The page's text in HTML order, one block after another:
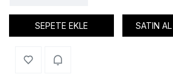
SEPETE EKLE SATIN AL